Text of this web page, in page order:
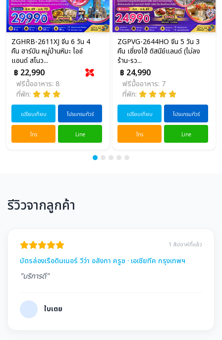
ZGHRB-2611XJ จีน 6 วัน 4
คืน ฮาร์บิน หมู่บ้านหิมะ ไอซ์
แอนด์ สโนว...
฿ 22,990
ฟรีมื้ออาหาร: 8
ที่พัก:
เปรียบเทียบ โปรแกรมทัวร์
โทร Line
ZGPVG-2644HO จีน 5 วัน 3
คืน เซี่ยงไฮ้ ดิสนีย์แลนด์ (ไม่ลง
ร้าน-รว...
฿ 24,990
ฟรีมื้ออาหาร: 7
ที่พัก:
เปรียบเทียบ โปรแกรมทัวร์
โทร Line
รีวิวจากลูกค้า
1 สัปดาห์ที่แล้ว
บัตรล่องเรือดินเนอร์ วีว่า อลังกา ครูซ · เอเชียทีค กรุงเทพฯ
"บริการดี"
ใบเตย